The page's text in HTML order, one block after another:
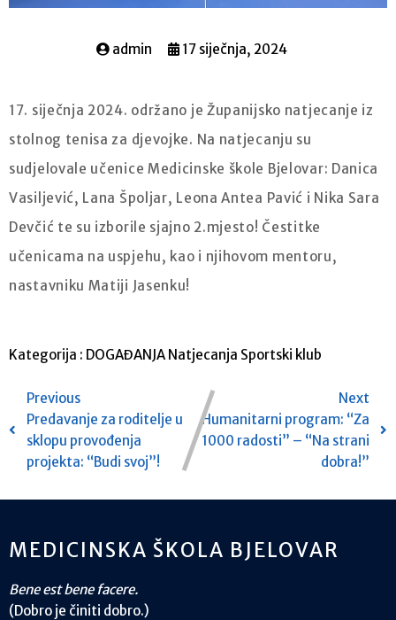
admin 17 siječnja, 2024
17. siječnja 2024. održano je Županijsko natjecanje iz
stolnog tenisa za djevojke. Na natjecanju su
sudjelovale učenice Medicinske škole Bjelovar: Danica
Vasiljević, Lana Špoljar, Leona Antea Pavić i Nika Sara
Devčić te su izborile sjajno 2.mjesto! Čestitke
učenicama na uspjehu, kao i njihovom mentoru,
nastavniku Matiji Jasenku!
Kategorija : DOGAĐANJA Natjecanja Sportski klub
Previous
Predavanje za roditelje u
sklopu provođenja
projekta: “Budi svoj”!
Next
Humanitarni program: “Za
1000 radosti” – “Na strani
dobra!”
MEDICINSKA ŠKOLA BJELOVAR
Bene est bene facere.
(Dobro je činiti dobro.)